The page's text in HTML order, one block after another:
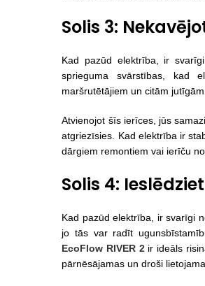
Solis 3:
Kad pazūd elektrība, ir
sprieguma svārstības, kad
maršrutētājiem un citām
Atvienojot šīs ierīces, jūs
atgriezīsies. Kad elektrība ir
dārgiem remontiem vai ierīču
Solis 4:
Kad pazūd elektrība, ir svarīgi
jo tās var radīt
EcoFlow RIVER 2 ir ideāls
pārnēsājamas un droši